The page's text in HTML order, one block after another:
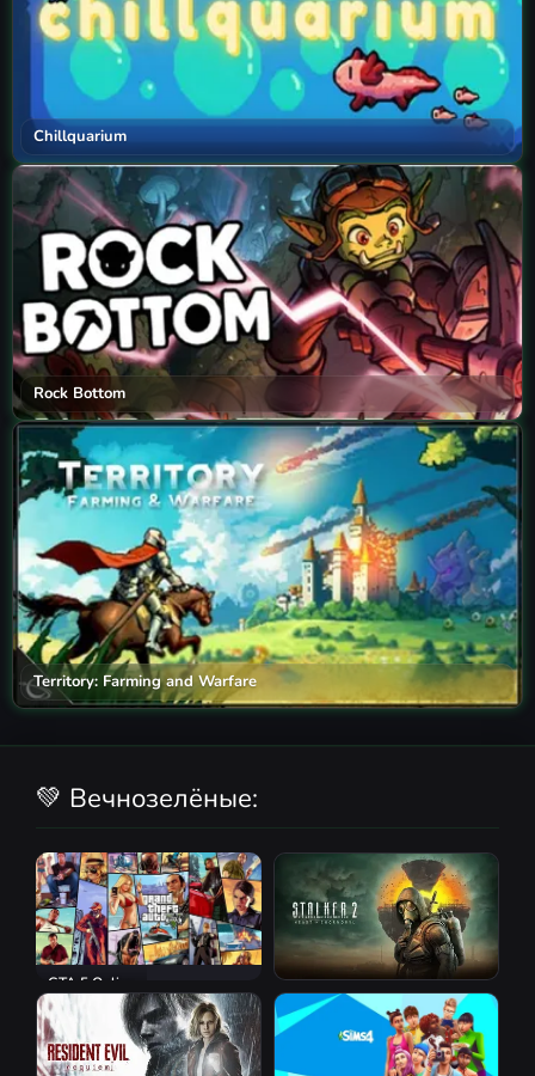
Chillquarium
Rock Bottom
Territory: Farming and Warfare
💚 Вечнозелёные:
GTA 5 Online
S.T.A.L.K.E.R. 2: Heart of
Chornobyl